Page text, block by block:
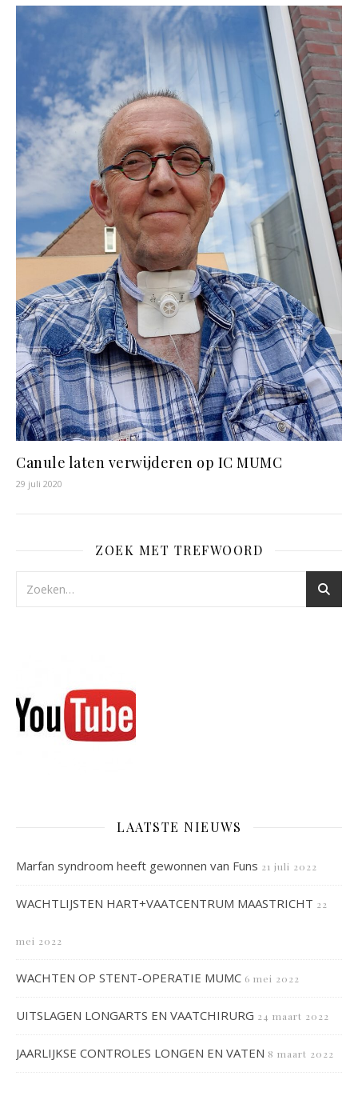
Canule laten verwijderen op IC MUMC
29 juli 2020
ZOEK MET TREFWOORD
LAATSTE NIEUWS
Marfan syndroom heeft gewonnen van Funs 21 juli 2022
WACHTLIJSTEN HART+VAATCENTRUM MAASTRICHT 22
mei 2022
WACHTEN OP STENT-OPERATIE MUMC 6 mei 2022
UITSLAGEN LONGARTS EN VAATCHIRURG 24 maart 2022
JAARLIJKSE CONTROLES LONGEN EN VATEN 8 maart 2022